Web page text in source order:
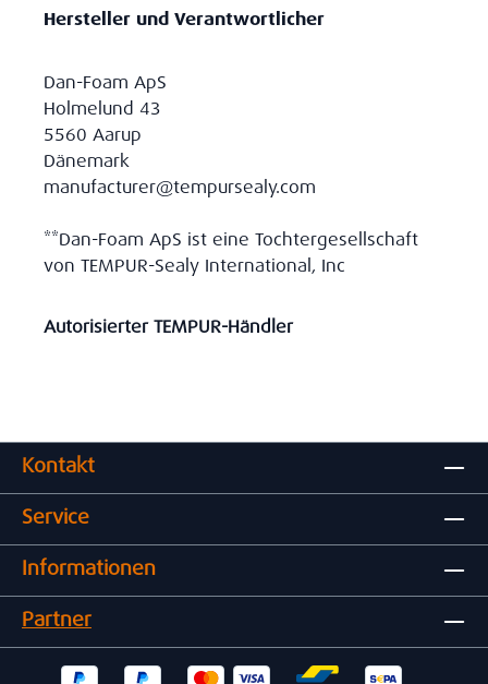
Hersteller und Verantwortlicher
Dan-Foam ApS
Holmelund 43
5560 Aarup
Dänemark
manufacturer@tempursealy.com
**Dan-Foam ApS ist eine Tochtergesellschaft
von TEMPUR-Sealy International, Inc
Autorisierter TEMPUR-Händler
Kontakt
Service
Informationen
Partner